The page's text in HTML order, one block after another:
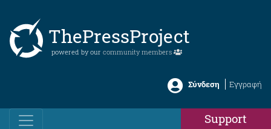
ThePressProject
powered by our community members
Σύνδεση Εγγραφή
Support